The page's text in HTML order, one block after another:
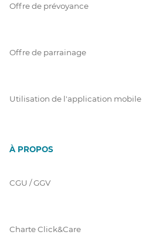
Offre de prévoyance
Offre de parrainage
Utilisation de l'application mobile
À PROPOS
CGU / GGV
Charte Click&Care